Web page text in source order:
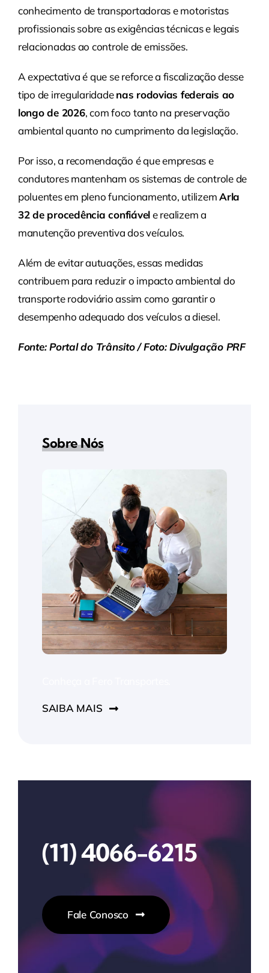
conhecimento de transportadoras e motoristas
profissionais sobre as exigências técnicas e legais
relacionadas ao controle de emissões.
A expectativa é que se reforce a fiscalização desse
tipo de irregularidadenas rodovias federais ao
longo de 2026, com foco tanto na preservação
ambiental quanto no cumprimento da legislação.
Por isso, a recomendação é que empresas e
condutores mantenham os sistemas de controle de
poluentes em pleno funcionamento, utilizemArla
32 de procedência confiávele realizem a
manutenção preventiva dos veículos.
Além de evitar autuações, essas medidas
contribuem para reduzir o impacto ambiental do
transporte rodoviário assim como garantir o
desempenho adequado dos veículos a diesel.
Fonte: Portal do Trânsito / Foto: Divulgação PRF
Sobre Nós
SAIBA MAIS
(11) 4066-6215
Fale Conosco